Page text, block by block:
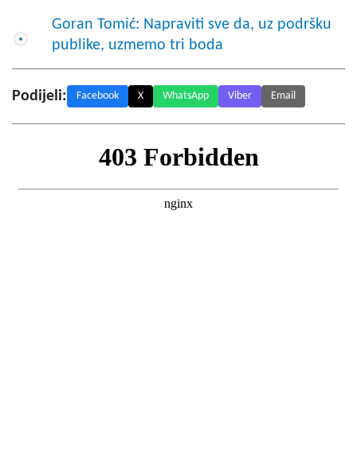
Goran Tomić: Napraviti sve da, uz podršku
publike, uzmemo tri boda
Podijeli: Facebook X WhatsApp Viber Email